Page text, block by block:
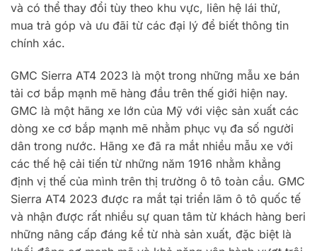
và có thể thay đổi tùy theo khu vực, liên hệ lái thử,
mua trả góp và ưu đãi từ các đại lý để biết thông tin
chính xác.
GMC Sierra AT4 2023 là một trong những mẫu xe bán
tải cơ bắp mạnh mẽ hàng đầu trên thế giới hiện nay.
GMC là một hãng xe lớn của Mỹ với việc sản xuất các
dòng xe cơ bắp mạnh mẽ nhằm phục vụ đa số người
dân trong nước. Hãng xe đã ra mắt nhiều mẫu xe với
các thế hệ cải tiến từ những năm 1916 nhằm khẳng
định vị thế của mình trên thị trường ô tô toàn cầu. GMC
Sierra AT4 2023 được ra mắt tại triển lãm ô tô quốc tế
và nhận được rất nhiều sự quan tâm từ khách hàng beri
những nâng cấp đáng kể từ nhà sản xuất, đặc biệt là